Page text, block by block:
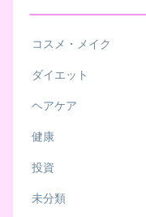
コスメ・メイク
ダイエット
ヘアケア
健康
投資
未分類